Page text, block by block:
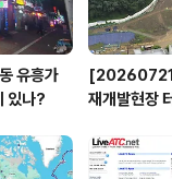
유흥가
있나?
재개발현장